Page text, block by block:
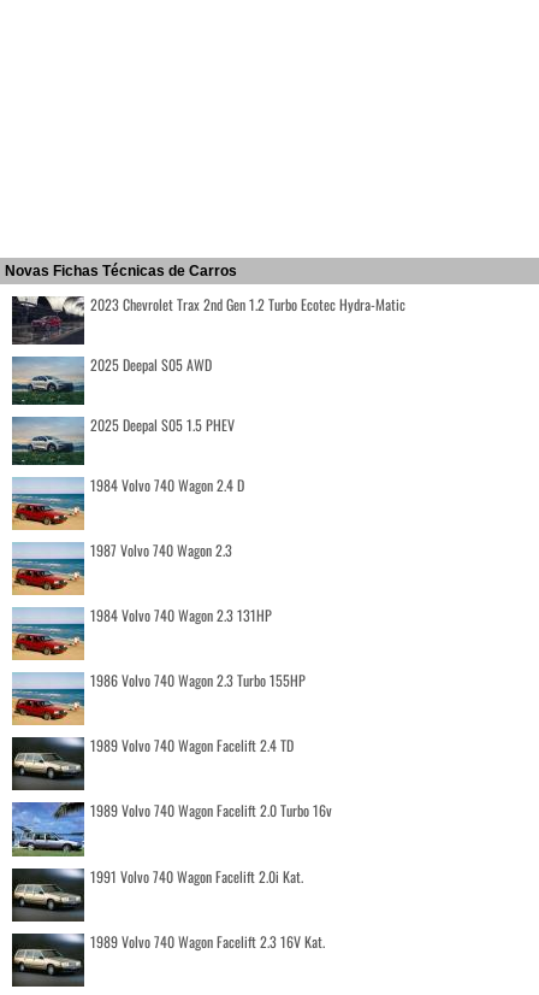
Novas Fichas Técnicas de Carros
2023 Chevrolet Trax 2nd Gen 1.2 Turbo Ecotec Hydra-Matic
2025 Deepal S05 AWD
2025 Deepal S05 1.5 PHEV
1984 Volvo 740 Wagon 2.4 D
1987 Volvo 740 Wagon 2.3
1984 Volvo 740 Wagon 2.3 131HP
1986 Volvo 740 Wagon 2.3 Turbo 155HP
1989 Volvo 740 Wagon Facelift 2.4 TD
1989 Volvo 740 Wagon Facelift 2.0 Turbo 16v
1991 Volvo 740 Wagon Facelift 2.0i Kat.
1989 Volvo 740 Wagon Facelift 2.3 16V Kat.